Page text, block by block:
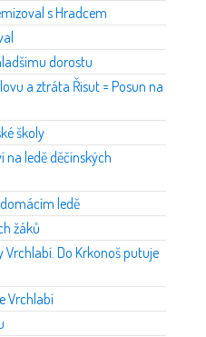
s Hradcem
dorostu
a ztráta Řisut = Posun na
školy
na ledě děčínských
ledě
žáků
Vrchlabí. Do Krkonoš putuje
Vrchlabí